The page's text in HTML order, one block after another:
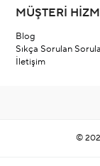
MÜŞTERİ
Blog
Sıkça Sorulan
İletişim
©